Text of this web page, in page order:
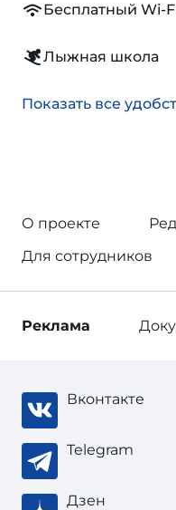
Бесплатный Wi-
Лыжная школа
Показать все
О проекте
Для сотрудников
Реклама
Вконтакте
Telegram
Дзен